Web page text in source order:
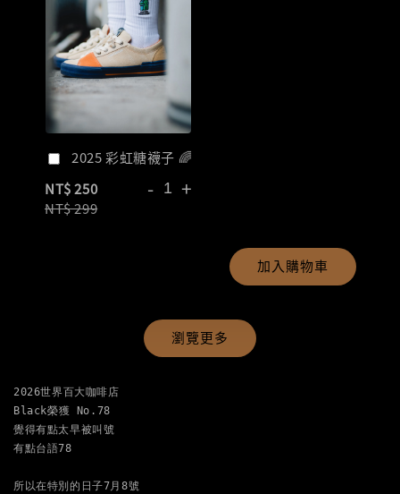
2025 彩虹糖襪子 🌈
NT$ 250
NT$ 299
- +
加入購物車
瀏覽更多
2026世界百大咖啡店
Black榮獲 No.78
覺得有點太早被叫號
有點台語78
所以在特別的日子7月8號